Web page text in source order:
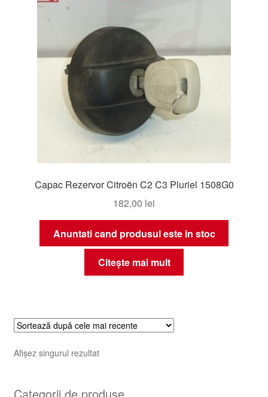
Capac Rezervor Citroën C2 C3 Pluriel 1508G0
182,00 lei
Anuntati cand produsul este in stoc
Citește mai mult
Afișez singurul rezultat